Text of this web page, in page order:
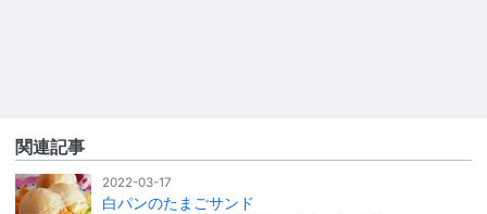
関連記事
2022-03-17
白パンのたまごサンド